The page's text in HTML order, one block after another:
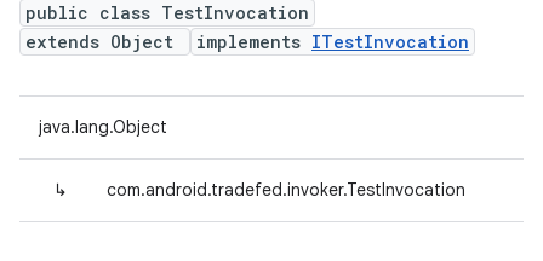
public class TestInvocation
extends Object
implements ITestInvocation
java.lang.Object
↳ com.android.tradefed.invoker.TestInvocation